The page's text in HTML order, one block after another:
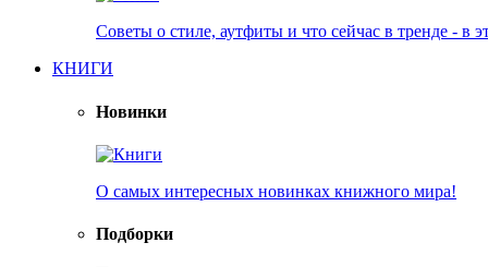
Советы о стиле, аутфиты и что сейчас в тренде - в
КНИГИ
Новинки
О самых интересных новинках книжного мира!
Подборки